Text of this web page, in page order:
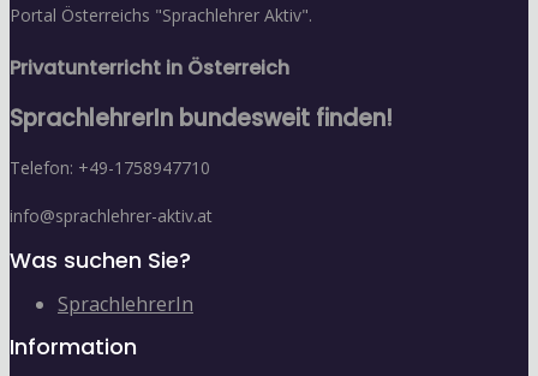
Portal Österreichs "Sprachlehrer Aktiv".
Privatunterricht in Österreich
SprachlehrerIn bundesweit finden!
Telefon: +49-1758947710
info@sprachlehrer-aktiv.at
Was suchen Sie?
SprachlehrerIn
Information